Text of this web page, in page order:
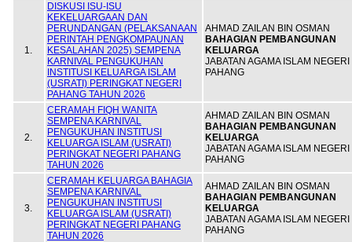
1.
DISKUSI ISU-ISU
KEKELUARGAAN DAN
PERUNDANGAN (PELAKSANAAN
PERINTAH PENGKOMPAUNAN
KESALAHAN 2025) SEMPENA
KARNIVAL PENGUKUHAN
INSTITUSI KELUARGA ISLAM
(USRATI) PERINGKAT NEGERI
PAHANG TAHUN 2026
AHMAD ZAILAN BIN OSMAN
BAHAGIAN PEMBANGUNAN
KELUARGA
JABATAN AGAMA ISLAM NEGERI
PAHANG
2.
CERAMAH FIQH WANITA
SEMPENA KARNIVAL
PENGUKUHAN INSTITUSI
KELUARGA ISLAM (USRATI)
PERINGKAT NEGERI PAHANG
TAHUN 2026
AHMAD ZAILAN BIN OSMAN
BAHAGIAN PEMBANGUNAN
KELUARGA
JABATAN AGAMA ISLAM NEGERI
PAHANG
3.
CERAMAH KELUARGA BAHAGIA
SEMPENA KARNIVAL
PENGUKUHAN INSTITUSI
KELUARGA ISLAM (USRATI)
PERINGKAT NEGERI PAHANG
TAHUN 2026
AHMAD ZAILAN BIN OSMAN
BAHAGIAN PEMBANGUNAN
KELUARGA
JABATAN AGAMA ISLAM NEGERI
PAHANG